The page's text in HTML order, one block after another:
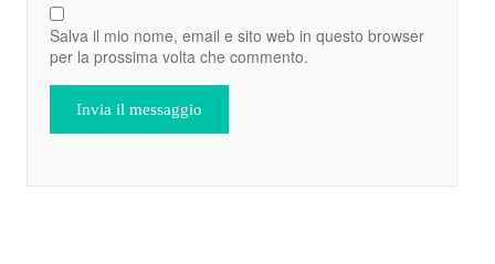
Salva il mio nome, email e sito web in questo browser
per la prossima volta che commento.